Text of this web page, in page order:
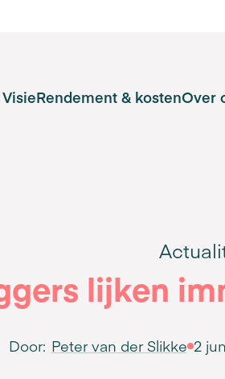
VisieRendement & kostenOver
lijken
Door: Peter van der Slikke 2